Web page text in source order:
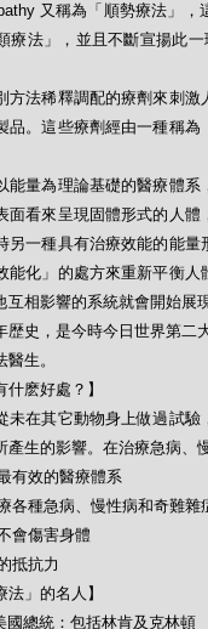
又稱為「順勢療法」
療法」，並且不斷宣揚此
方法稀釋調配的療劑來刺
品。這些療劑經由一種稱
能量為理論基礎的醫療體
面看來呈現固體形式的人
另一種具有治療效能的能
能化」的處方來重新平衡
互相影響的系統就會開始展
歴史，是今時今日世界第
生。
什麽好處？】
未在其它動物身上做過試
產生的影響。在治療急病、
有效的醫療體系
各種急病、慢性病和奇難雜
會傷害身體
抵抗力
法」的名人】
國總統：包括林肯及克林頓